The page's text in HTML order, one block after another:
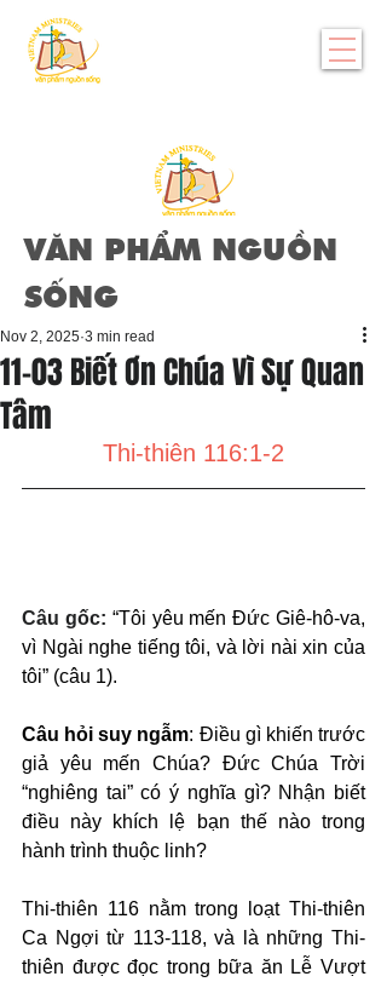
VĂN PHẨM NGUỒN
SỐNG
11-03 Biết Ơn Chúa Vì Sự Quan
Tâm
Nov 2, 2025 3 min read
Thi-thiên 116:1-2
Câu gốc: “Tôi yêu mến Đức Giê-hô-va,
vì Ngài nghe tiếng tôi, và lời nài xin của
tôi” (câu 1).
Câu hỏi suy ngẫm: Điều gì khiến trước
giả yêu mến Chúa? Đức Chúa Trời
“nghiêng tai” có ý nghĩa gì? Nhận biết
điều này khích lệ bạn thế nào trong
hành trình thuộc linh?
Thi-thiên 116 nằm trong loạt Thi-thiên
Ca Ngợi từ 113-118, và là những Thi-
thiên được đọc trong bữa ăn Lễ Vượt